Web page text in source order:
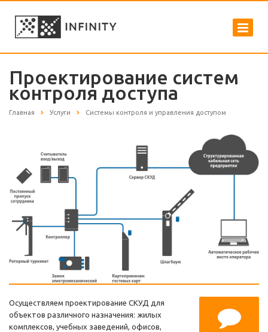
Проектирование систем
контроля доступа
Главная Услуги Системы контроля и управления доступом
Осуществляем проектирование СКУД для
объектов различного назначения: жилых
комплексов, учебных заведений, офисов,